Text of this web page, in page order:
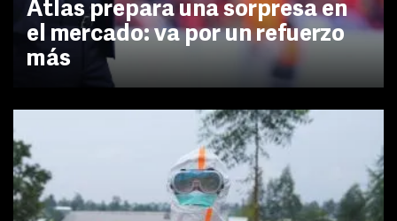
Atlas prepara una sorpresa en
el mercado: va por un refuerzo
más